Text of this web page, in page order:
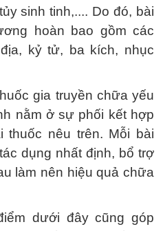
sinh tinh,.... Do đó, bài
hoàn bao gồm các
kỷ tử, ba kích, nhục
gia truyền chữa yếu
nằm ở sự phối kết hợp
thuốc nêu trên. Mỗi bài
dụng nhất định, bổ trợ
làm nên hiệu quả chữa
dưới đây cũng góp